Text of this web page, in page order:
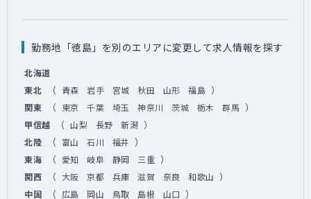
勤務地「徳島」を別のエリアに変更して求人情報を探す
北海道
東北
（ 青森 岩手 宮城 秋田 山形 福島 ）
関東 （ 東京 千葉 埼玉 神奈川 茨城 栃木 群馬 ）
甲信越 （ 山梨 長野 新潟 ）
北陸 （ 富山 石川 福井 ）
東海 （ 愛知 岐阜 静岡 三重 ）
関西 （ 大阪 京都 兵庫 滋賀 奈良 和歌山 ）
中国 （ 広島 岡山 鳥取 島根 山口 ）